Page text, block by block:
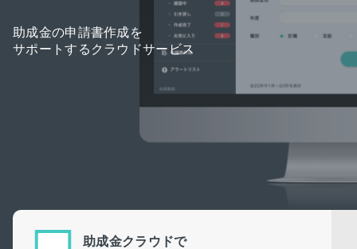
助成金の申請書作成を
サポートするクラウドサービス
助成金クラウドで